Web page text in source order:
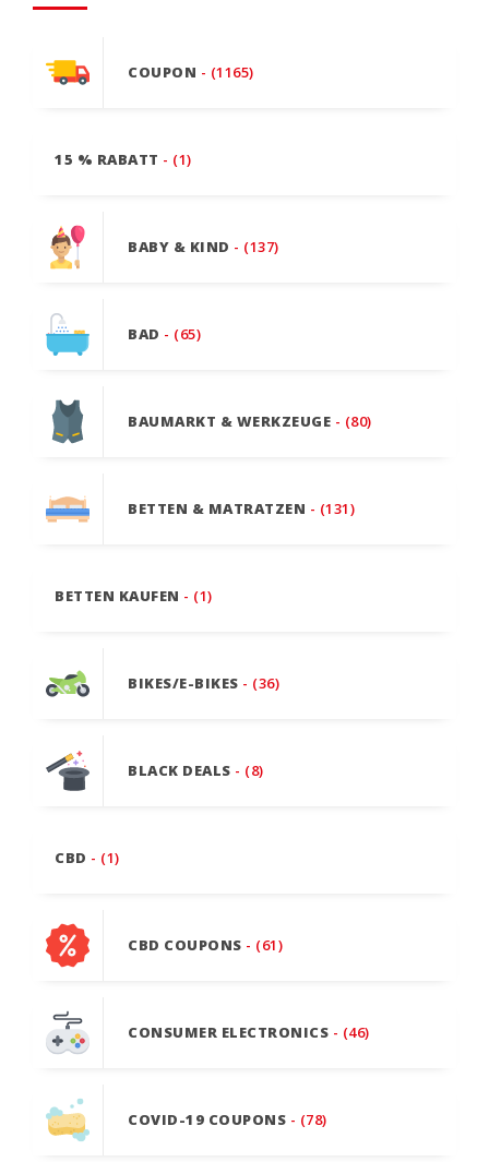
COUPON - (1165)
15 % RABATT - (1)
BABY & KIND - (137)
BAD - (65)
BAUMARKT & WERKZEUGE - (80)
BETTEN & MATRATZEN - (131)
BETTEN KAUFEN - (1)
BIKES/E-BIKES - (36)
BLACK DEALS - (8)
CBD - (1)
CBD COUPONS - (61)
CONSUMER ELECTRONICS - (46)
COVID-19 COUPONS - (78)